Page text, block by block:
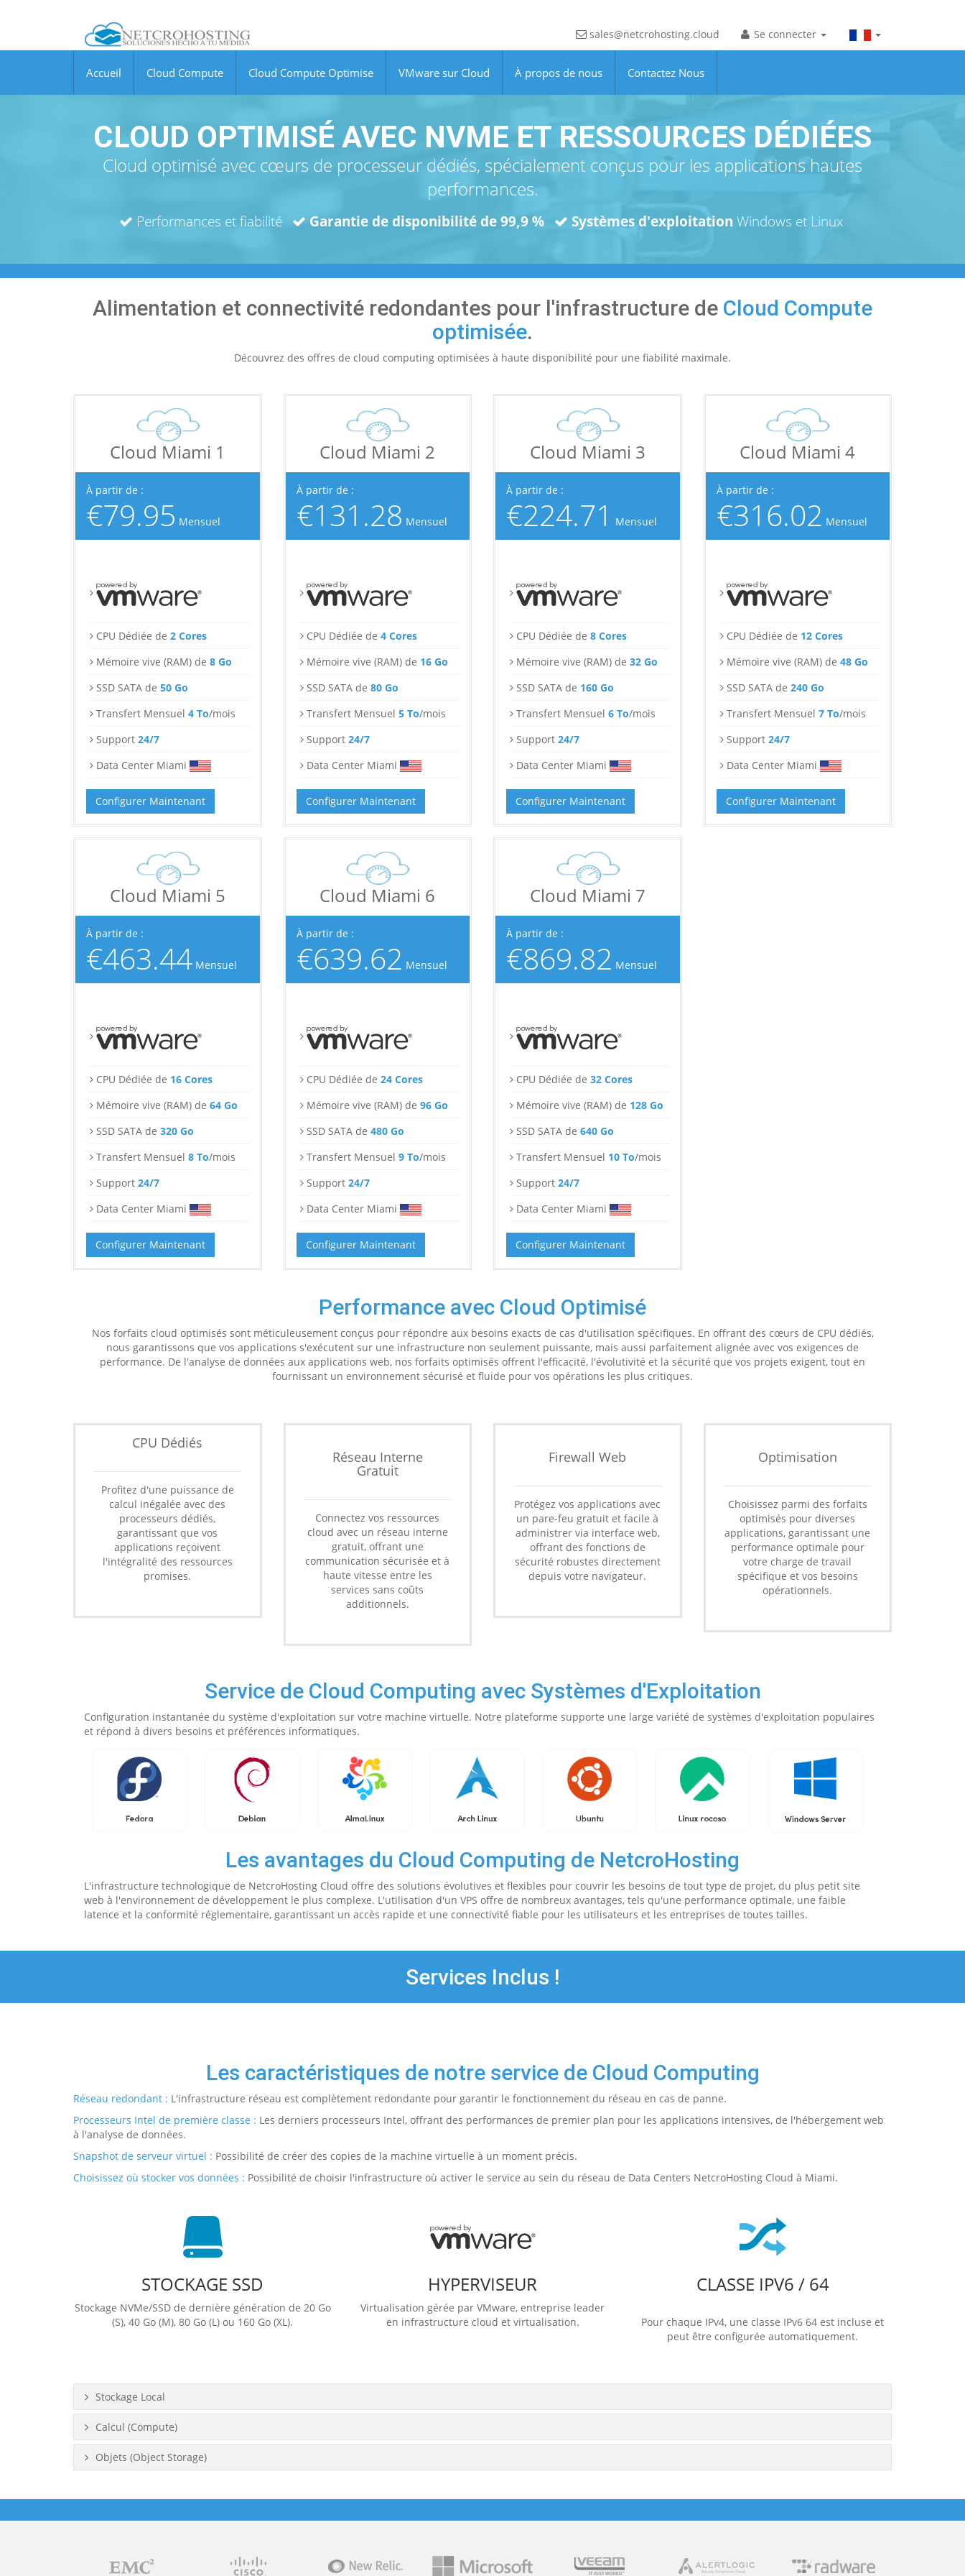
sales@netcrohosting.cloud Se connecter
Accueil Cloud Compute Cloud Compute Optimise VMware sur Cloud À propos de nous Contactez Nous
CLOUD OPTIMISÉ AVEC NVME ET RESSOURCES DÉDIÉES
Cloud optimisé avec cœurs de processeur dédiés, spécialement conçus pour les applications hautes
performances.
Performances et fiabilité Garantie de disponibilité de 99,9 % Systèmes d'exploitation Windows et Linux
Alimentation et connectivité redondantes pour l'infrastructure de Cloud Compute
optimisée.
Découvrez des offres de cloud computing optimisées à haute disponibilité pour une fiabilité maximale.
Cloud Miami 1
À partir de :
€79.95 Mensuel
CPU Dédiée de 2 Cores
Mémoire vive (RAM) de 8 Go
SSD SATA de 50 Go
Transfert Mensuel 4 To/mois
Support 24/7
Data Center Miami
Configurer Maintenant
Cloud Miami 2
À partir de :
€131.28 Mensuel
CPU Dédiée de 4 Cores
Mémoire vive (RAM) de 16 Go
SSD SATA de 80 Go
Transfert Mensuel 5 To/mois
Support 24/7
Data Center Miami
Configurer Maintenant
Cloud Miami 3
À partir de :
€224.71 Mensuel
CPU Dédiée de 8 Cores
Mémoire vive (RAM) de 32 Go
SSD SATA de 160 Go
Transfert Mensuel 6 To/mois
Support 24/7
Data Center Miami
Configurer Maintenant
Cloud Miami 4
À partir de :
€316.02 Mensuel
CPU Dédiée de 12 Cores
Mémoire vive (RAM) de 48 Go
SSD SATA de 240 Go
Transfert Mensuel 7 To/mois
Support 24/7
Data Center Miami
Configurer Maintenant
Cloud Miami 5
À partir de :
€463.44 Mensuel
CPU Dédiée de 16 Cores
Mémoire vive (RAM) de 64 Go
SSD SATA de 320 Go
Transfert Mensuel 8 To/mois
Support 24/7
Data Center Miami
Configurer Maintenant
Cloud Miami 6
À partir de :
€639.62 Mensuel
CPU Dédiée de 24 Cores
Mémoire vive (RAM) de 96 Go
SSD SATA de 480 Go
Transfert Mensuel 9 To/mois
Support 24/7
Data Center Miami
Configurer Maintenant
Cloud Miami 7
À partir de :
€869.82 Mensuel
CPU Dédiée de 32 Cores
Mémoire vive (RAM) de 128 Go
SSD SATA de 640 Go
Transfert Mensuel 10 To/mois
Support 24/7
Data Center Miami
Configurer Maintenant
Performance avec Cloud Optimisé
Nos forfaits cloud optimisés sont méticuleusement conçus pour répondre aux besoins exacts de cas d'utilisation spécifiques. En offrant des cœurs de CPU dédiés,
nous garantissons que vos applications s'exécutent sur une infrastructure non seulement puissante, mais aussi parfaitement alignée avec vos exigences de
performance. De l'analyse de données aux applications web, nos forfaits optimisés offrent l'efficacité, l'évolutivité et la sécurité que vos projets exigent, tout en
fournissant un environnement sécurisé et fluide pour vos opérations les plus critiques.
CPU Dédiés
Profitez d'une puissance de
calcul inégalée avec des
processeurs dédiés,
garantissant que vos
applications reçoivent
l'intégralité des ressources
promises.
Réseau Interne
Gratuit
Connectez vos ressources
cloud avec un réseau interne
gratuit, offrant une
communication sécurisée et à
haute vitesse entre les
services sans coûts
additionnels.
Firewall Web
Protégez vos applications avec
un pare-feu gratuit et facile à
administrer via interface web,
offrant des fonctions de
sécurité robustes directement
depuis votre navigateur.
Optimisation
Choisissez parmi des forfaits
optimisés pour diverses
applications, garantissant une
performance optimale pour
votre charge de travail
spécifique et vos besoins
opérationnels.
Service de Cloud Computing avec Systèmes d'Exploitation
Configuration instantanée du système d'exploitation sur votre machine virtuelle. Notre plateforme supporte une large variété de systèmes d'exploitation populaires
et répond à divers besoins et préférences informatiques.
Les avantages du Cloud Computing de NetcroHosting
L'infrastructure technologique de NetcroHosting Cloud offre des solutions évolutives et flexibles pour couvrir les besoins de tout type de projet, du plus petit site
web à l'environnement de développement le plus complexe. L'utilisation d'un VPS offre de nombreux avantages, tels qu'une performance optimale, une faible
latence et la conformité réglementaire, garantissant un accès rapide et une connectivité fiable pour les utilisateurs et les entreprises de toutes tailles.
Services Inclus !
Les caractéristiques de notre service de Cloud Computing
Réseau redondant : L'infrastructure réseau est complètement redondante pour garantir le fonctionnement du réseau en cas de panne.
Processeurs Intel de première classe : Les derniers processeurs Intel, offrant des performances de premier plan pour les applications intensives, de l'hébergement web
à l'analyse de données.
Snapshot de serveur virtuel : Possibilité de créer des copies de la machine virtuelle à un moment précis.
Choisissez où stocker vos données : Possibilité de choisir l'infrastructure où activer le service au sein du réseau de Data Centers NetcroHosting Cloud à Miami.
STOCKAGE SSD
Stockage NVMe/SSD de dernière génération de 20 Go
(S), 40 Go (M), 80 Go (L) ou 160 Go (XL).
HYPERVISEUR
Virtualisation gérée par VMware, entreprise leader
en infrastructure cloud et virtualisation.
CLASSE IPV6 / 64
Pour chaque IPv4, une classe IPv6 64 est incluse et
peut être configurée automatiquement.
Stockage Local
Calcul (Compute)
Objets (Object Storage)